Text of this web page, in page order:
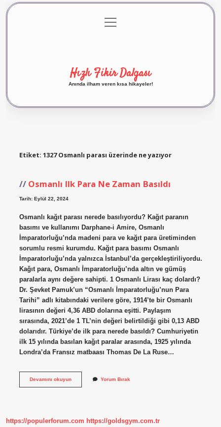
Gizlilik Politikası
menüyü
aç
Hızlı Fikir Dalgası
Anında ilham veren kısa hikayeler!
Etiket: 1327 Osmanlı parası üzerinde ne yazıyor
Osmanlı Ilk Para Ne Zaman Basıldı
Tarih: Eylül 22, 2024
Osmanlı kağıt parası nerede basılıyordu? Kağıt paranın
basımı ve kullanımı Darphane-i Amire, Osmanlı
İmparatorluğu’nda madeni para ve kağıt para üretiminden
sorumlu resmi kurumdu. Kağıt para basımı Osmanlı
İmparatorluğu’nda yalnızca İstanbul’da gerçekleştiriliyordu.
Kağıt para, Osmanlı İmparatorluğu’nda altın ve gümüş
paralarla aynı değere sahipti. 1 Osmanlı Lirası kaç dolardı?
Dr. Şevket Pamuk’un “Osmanlı İmparatorluğu’nun Para
Tarihi” adlı kitabındaki verilere göre, 1914’te bir Osmanlı
lirasının değeri 4,36 ABD dolarına eşitti. Paylaşım
sırasında, 2021’de 1 TL’nin değeri belirtildiği gibi 0,13 ABD
dolarıdır. Türkiye’de ilk para nerede basıldı? Cumhuriyetin
ilk 15 yılında basılan kağıt paralar arasında, 1925 yılında
Londra’da Fransız matbaası Thomas De La Ruse…
Devamını okuyunOsmanlı
Yorum Bırak
https://populerforum.com https://goldsgym.com.tr